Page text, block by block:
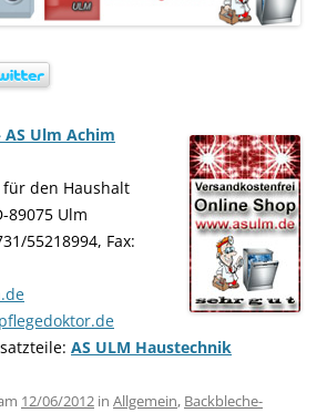
Ulm Achim
für den Haushalt
89075 Ulm
55218994, Fax:
AS ULM Haustechnik
12/06/2012 in Allgemein, Backbleche-